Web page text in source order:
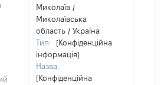
Миколаїв /
Миколаївська
область / Україна
Тип:
[Конфіденційна
інформація]
Назва:
[Конфіденційна